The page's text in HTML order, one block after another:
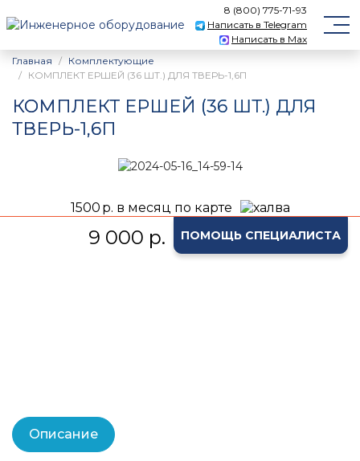
8 (800) 775-71-93
Написать в Telegram
Написать в Max
Главная
Комплектующие
КОМПЛЕКТ ЕРШЕЙ (36 ШТ.) ДЛЯ ТВЕРЬ-1,6П
КОМПЛЕКТ ЕРШЕЙ (36 ШТ.) ДЛЯ
ТВЕРЬ-1,6П
1500 р. в месяц по карте
9 000 р. ПОМОЩЬ СПЕЦИАЛИСТА
Описание